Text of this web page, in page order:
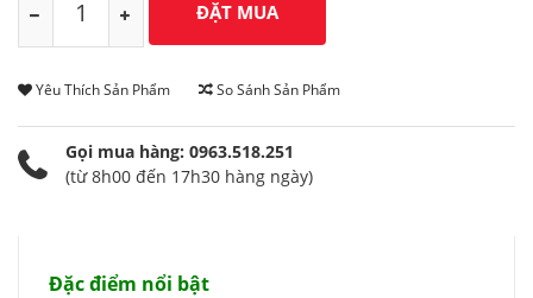
Yêu Thích Sản Phẩm So Sánh Sản Phẩm
Gọi mua hàng: 0963.518.251
(từ 8h00 đến 17h30 hàng ngày)
Đặc điểm nổi bật